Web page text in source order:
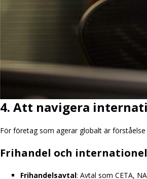
4. Att navigera
För företag som agerar globalt är
Frihandel och
Frihandelsavtal: Avtal som CETA,